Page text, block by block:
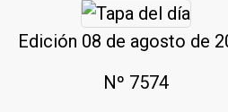
Edición 08 de agosto de
Nº 7574